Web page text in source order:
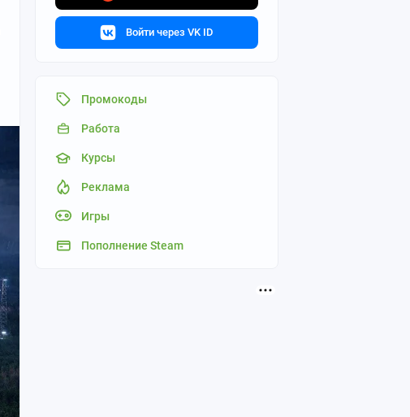
Войти через VK ID
Промокоды
Работа
Курсы
Реклама
Игры
Пополнение Steam